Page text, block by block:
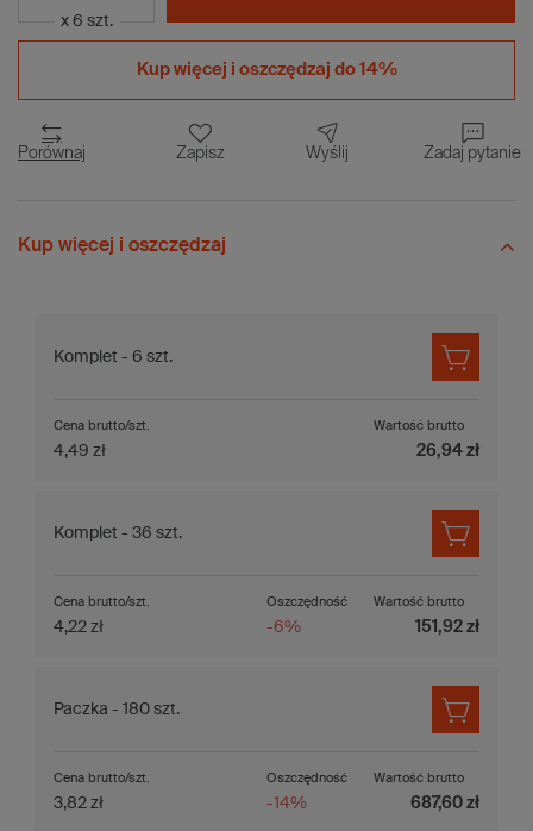
x 6 szt.
Kup więcej i oszczędzaj do 14%
Porównaj Zapisz Wyślij Zadaj pytanie
Kup więcej i oszczędzaj
Komplet - 6 szt.
Cena brutto/szt.
4,49 zł
Wartość brutto
26,94 zł
Komplet - 36 szt.
Oszczędność
-6%
Cena brutto/szt.
4,22 zł
Wartość brutto
151,92 zł
Paczka - 180 szt.
Oszczędność
-14%
Cena brutto/szt.
3,82 zł
Wartość brutto
687,60 zł